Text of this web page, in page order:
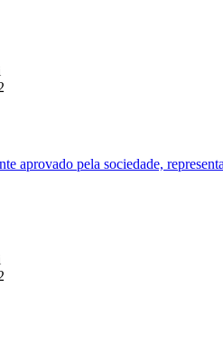
pela sociedade,